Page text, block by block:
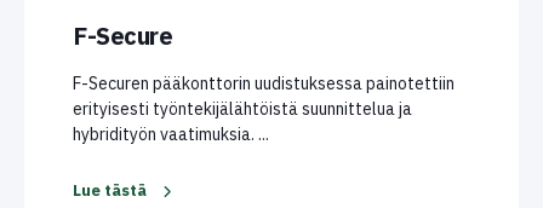
F-Secure
F-Securen pääkonttorin uudistuksessa painotettiin
erityisesti työntekijälähtöistä suunnittelua ja
hybridityön vaatimuksia. ...
Lue tästä